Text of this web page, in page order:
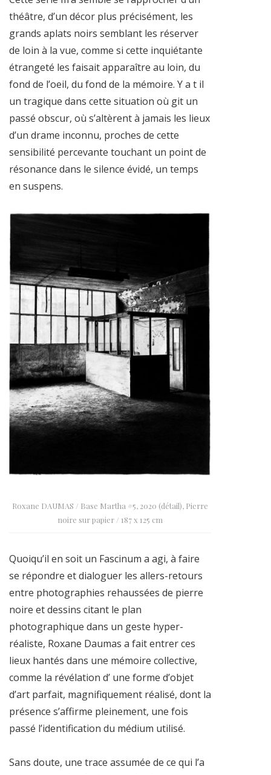
théâtre, d’un décor plus précisément, les
grands aplats noirs semblant les réserver
de loin à la vue, comme si cette inquiétante
étrangeté les faisait apparaître au loin, du
fond de l’oeil, du fond de la mémoire. Y a t il
un tragique dans cette situation où git un
passé obscur, où s’altèrent à jamais les lieux
d’un drame inconnu, proches de cette
sensibilité percevante touchant un point de
résonance dans le silence évidé, un temps
en suspens.
Roxane DAUMAS / Base Martha #5, 2020 (détail), Pierre
noire sur papier / 187 x 125 cm
Quoiqu’il en soit un Fascinum a agi, à faire
se répondre et dialoguer les allers-retours
entre photographies rehaussées de pierre
noire et dessins citant le plan
photographique dans un geste hyper-
réaliste, Roxane Daumas a fait entrer ces
lieux hantés dans une mémoire collective,
comme la révélation d’ une forme d’objet
d’art parfait, magnifiquement réalisé, dont la
présence s’affirme pleinement, une fois
passé l’identification du médium utilisé.
Sans doute, une trace assumée de ce qui l’a